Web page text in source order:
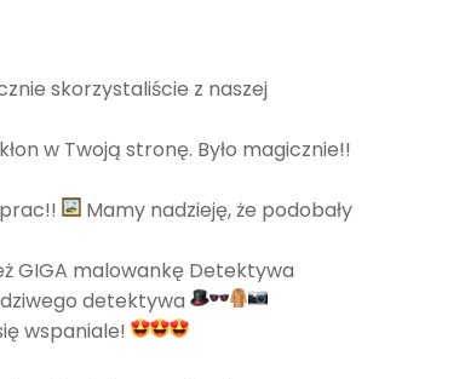
skorzystaliście z naszej
w Twoją stronę. Było magicznie!!
Mamy nadzieję, że podobały
GIGA malowankę Detektywa
detektywa
wspaniale!